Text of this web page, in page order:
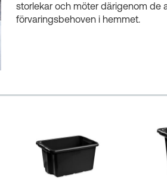
storlekar och möter därigenom de
förvaringsbehoven i hemmet.